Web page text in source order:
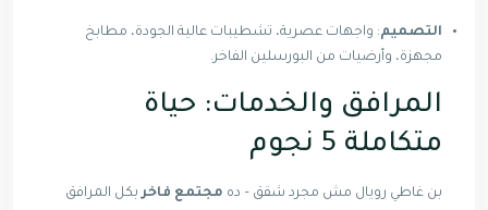
التصميم: واجهات عصرية، تشطيبات عالية الجودة، مطابخ
مجهزة، وأرضيات من البورسلين الفاخر.
المرافق والخدمات: حياة
متكاملة 5 نجوم
بن غاطي رويال مش مجرد شقق – ده مجتمع فاخربكل المرافق